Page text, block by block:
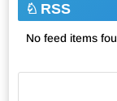
RSS
No feed items